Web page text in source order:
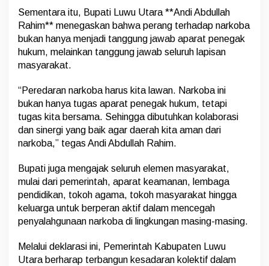
Sementara itu, Bupati Luwu Utara **Andi Abdullah
Rahim** menegaskan bahwa perang terhadap narkoba
bukan hanya menjadi tanggung jawab aparat penegak
hukum, melainkan tanggung jawab seluruh lapisan
masyarakat.
“Peredaran narkoba harus kita lawan. Narkoba ini
bukan hanya tugas aparat penegak hukum, tetapi
tugas kita bersama. Sehingga dibutuhkan kolaborasi
dan sinergi yang baik agar daerah kita aman dari
narkoba,” tegas Andi Abdullah Rahim.
Bupati juga mengajak seluruh elemen masyarakat,
mulai dari pemerintah, aparat keamanan, lembaga
pendidikan, tokoh agama, tokoh masyarakat hingga
keluarga untuk berperan aktif dalam mencegah
penyalahgunaan narkoba di lingkungan masing-masing.
Melalui deklarasi ini, Pemerintah Kabupaten Luwu
Utara berharap terbangun kesadaran kolektif dalam